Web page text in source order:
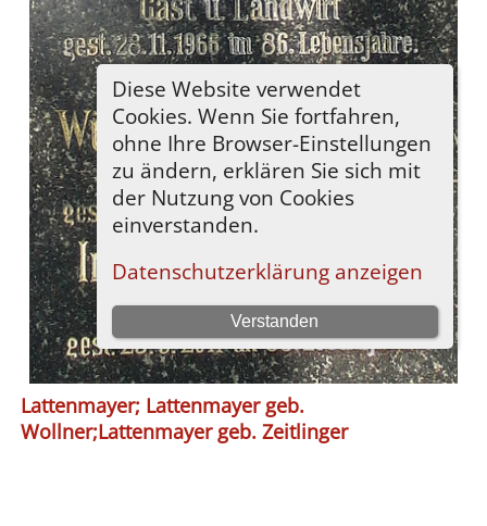
Lattenmayer; Lattenmayer geb.
Wollner;Lattenmayer geb. Zeitlinger